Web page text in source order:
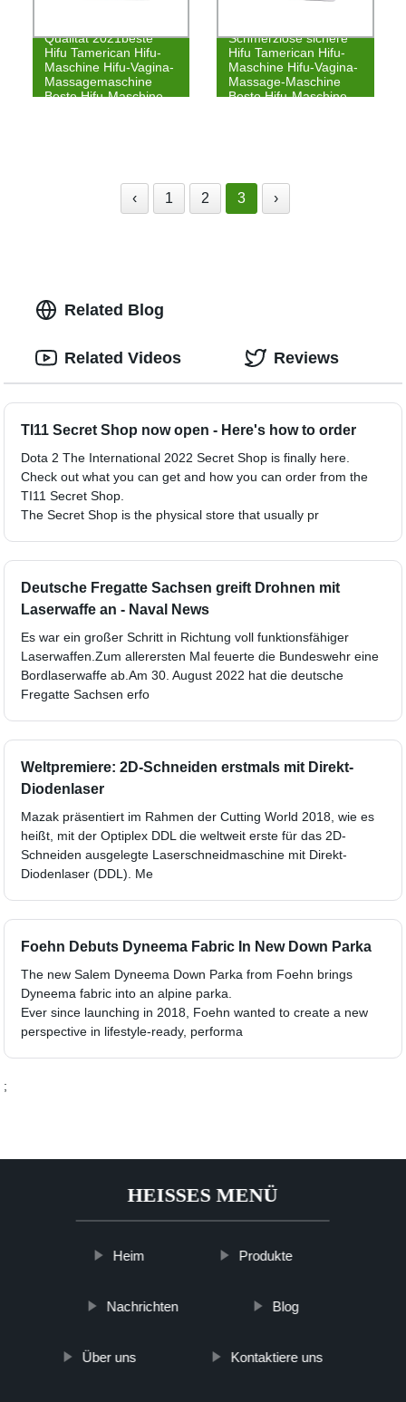
Qualität 2021beste
Hifu Tamerican Hifu-
Maschine Hifu-Vagina-
Massagemaschine
Beste Hifu-Maschine
Schmerzlose sichere
Hifu Tamerican Hifu-
Maschine Hifu-Vagina-
Massage-Maschine
Beste Hifu-Maschine
‹ 1 2 3 ›
Related Blog
TI11 Secret Shop now open - Here's how to order
Dota 2 The International 2022 Secret Shop is finally here.
Check out what you can get and how you can order from the
TI11 Secret Shop.
The Secret Shop is the physical store that usually pr
Deutsche Fregatte Sachsen greift Drohnen mit
Laserwaffe an - Naval News
Es war ein großer Schritt in Richtung voll funktionsfähiger
Laserwaffen.Zum allerersten Mal feuerte die Bundeswehr eine
Bordlaserwaffe ab.Am 30. August 2022 hat die deutsche
Fregatte Sachsen erfo
Weltpremiere: 2D-Schneiden erstmals mit Direkt-
Diodenlaser
Mazak präsentiert im Rahmen der Cutting World 2018, wie es
heißt, mit der Optiplex DDL die weltweit erste für das 2D-
Schneiden ausgelegte Laserschneidmaschine mit Direkt-
Diodenlaser (DDL). Me
Foehn Debuts Dyneema Fabric In New Down Parka
The new Salem Dyneema Down Parka from Foehn brings
Dyneema fabric into an alpine parka.
Ever since launching in 2018, Foehn wanted to create a new
perspective in lifestyle-ready, performa
;
Related Videos Reviews
HEISSES MENÜ
Heim Produkte
Nachrichten Blog
Über uns Kontaktiere uns